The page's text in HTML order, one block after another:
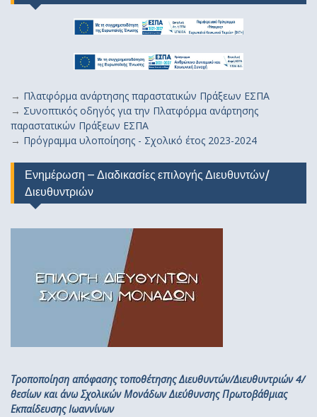
→ Πλατφόρμα ανάρτησης παραστατικών Πράξεων ΕΣΠΑ
→ Συνοπτικός οδηγός για την Πλατφόρμα ανάρτησης
παραστατικών Πράξεων ΕΣΠΑ
→ Πρόγραμμα υλοποίησης - Σχολικό έτος 2023-2024
Ενημέρωση – Διαδικασίες επιλογής Διευθυντών/
Διευθυντριών
Τροποποίηση απόφασης τοποθέτησης Διευθυντών/Διευθυντριών 4/
θεσίων και άνω Σχολικών Μονάδων Διεύθυνσης Πρωτοβάθμιας
Εκπαίδευσης Ιωαννίνων